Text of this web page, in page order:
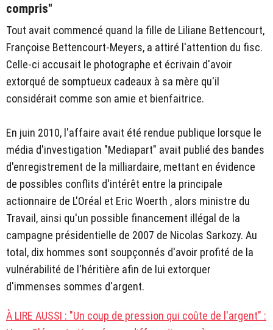
compris"
Tout avait commencé quand la fille de Liliane Bettencourt,
Françoise Bettencourt-Meyers, a attiré l'attention du fisc.
Celle-ci accusait le photographe et écrivain d'avoir
extorqué de somptueux cadeaux à sa mère qu'il
considérait comme son amie et bienfaitrice.
En juin 2010, l'affaire avait été rendue publique lorsque le
média d'investigation "Mediapart" avait publié des bandes
d'enregistrement de la milliardaire, mettant en évidence
de possibles conflits d'intérêt entre la principale
actionnaire de L'Oréal et Eric Woerth , alors ministre du
Travail, ainsi qu'un possible financement illégal de la
campagne présidentielle de 2007 de Nicolas Sarkozy. Au
total, dix hommes sont soupçonnés d'avoir profité de la
vulnérabilité de l'héritière afin de lui extorquer
d'immenses sommes d'argent.
À LIRE AUSSI : "Un coup de pression qui coûte de l'argent" :